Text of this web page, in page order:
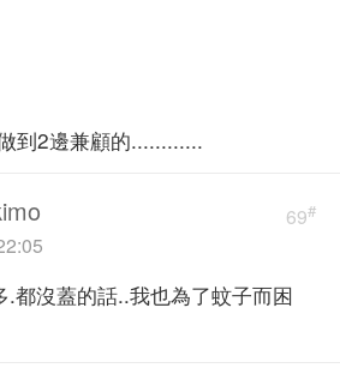
到2邊兼顧的............
69#
.都沒蓋的話..我也為了蚊子而困